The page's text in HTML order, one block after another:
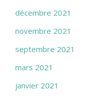
décembre 2021
novembre 2021
septembre 2021
mars 2021
janvier 2021